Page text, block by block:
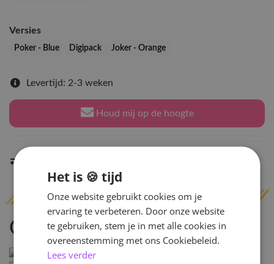
Versies
Poker - Blue Digipack Joker - Orange
Levertijd: 2-3 weken
Houd mij op de hoogte
Omschrijving
Het is 🍪 tijd
Onze website gebruikt cookies om je
ervaring te verbeteren. Door onze website
te gebruiken, stem je in met alle cookies in
overeenstemming met ons Cookiebeleid.
Lees verder